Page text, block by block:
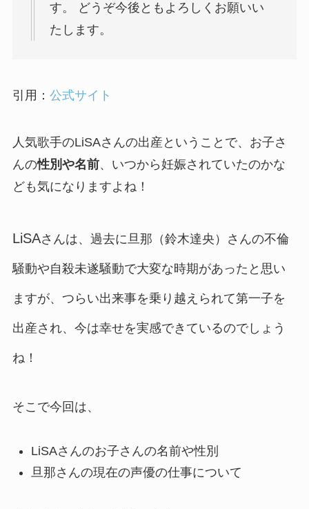
す。 どうぞ今後ともよろしくお願いい
たします。
引用： 公式サイト
人気歌手のLiSAさんの出産ということで、お子さ
んの性別や名前、いつから妊娠されていたのかな
ども気になりますよね！
LiSAさんは、過去に旦那（鈴木達央）さんの不倫
騒動や自殺未遂騒動で大変な時期があったと思い
ますが、つらい出来事を乗り越えられて第一子を
出産され、今は幸せを実感できているのでしょう
ね！
そこで今回は、
LiSAさんのお子さんの名前や性別
旦那さんの現在の声優の仕事について